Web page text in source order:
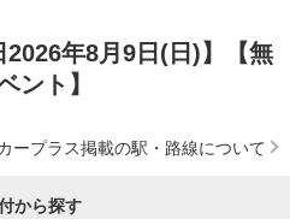
年8月9日(日)】【無
ント】
ープラス掲載の駅・路線について
から探す